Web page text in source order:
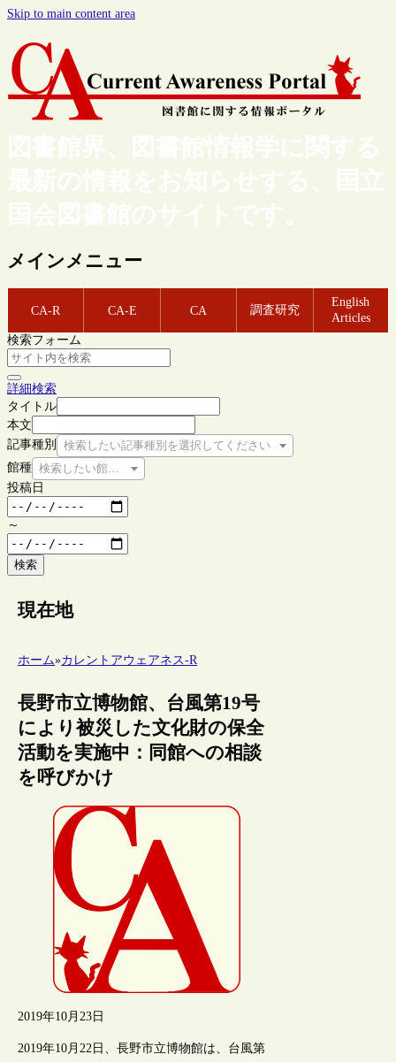
Skip to main content area
図書館界、図書館情報学に関する
最新の情報をお知らせする、国立
国会図書館のサイトです。
メインメニュー
CA-R CA-E CA 調査研究
English
Articles
検索フォーム
詳細検索
タイトル
本文
記事種別
検索したい記事種別を選択してください
館種 検索したい館種を選択してください
投稿日
～
検索
現在地
ホーム»カレントアウェアネス-R
長野市立博物館、台風第19号
により被災した文化財の保全
活動を実施中：同館への相談
を呼びかけ
2019年10月23日
2019年10月22日、長野市立博物館は、台風第